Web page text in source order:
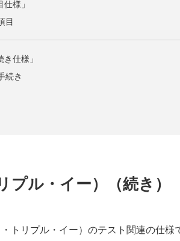
様」
目
仕様」
続き
プル・イー）（続き）
トリプル・イー）のテスト関連の仕様